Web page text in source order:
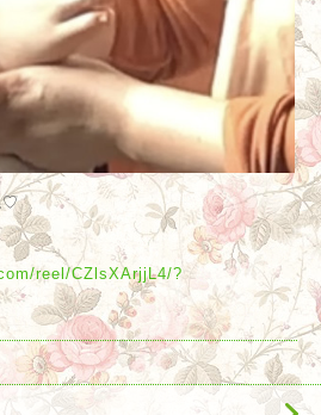
♡
reel/CZlsXArjjL4/?